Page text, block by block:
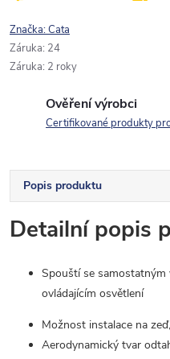
Značka:Cata
Záruka: 24
Záruka: 2 roky
Ověření výrobci
Certifikované produkty
Popis produktu
Detailní popis
Spouští se samostatným
ovládajícím osvětlení
Možnost instalace na
Aerodynamický tvar